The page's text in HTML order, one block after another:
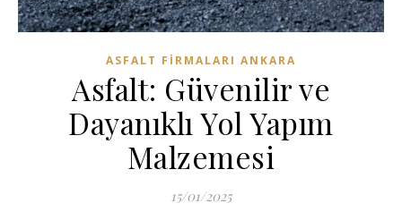
ASFALT FIRMALARI ANKARA
Asfalt: Güvenilir ve
Dayanıklı Yol Yapım
Malzemesi
15/01/2025